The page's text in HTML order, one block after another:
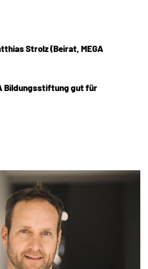
Strolz (Beirat, MEGA
Bildungsstiftung gut für